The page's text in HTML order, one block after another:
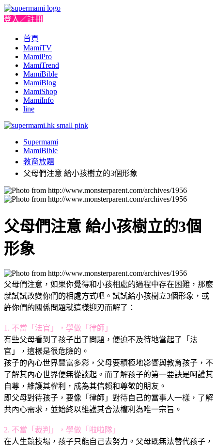
登入／註冊
首頁
MamiTV
MamiPro
MamiTrend
MamiBible
MamiBlog
MamiShop
MamiInfo
line
Supermami
MamiBible
教育放題
父母們注意 給小孩樹立的3個形象
父母們注意 給小孩樹立的3個
形象
父母們注意，如果你覺得和小孩相處的過程中存在困難，那麼
就試試改變你們的相處方式吧。試試給小孩樹立3個形象，或
許你們的關係問題就這樣迎刃而解了：
1. 不當「法官」，學做「律師」
有些父母看到了孩子出了問題，便迫不及待地當起了「法
官」，這樣是很危險的。
孩子的內心世界豐富多彩，父母要積極地影響與教育孩子，不
了解其內心世界便無從談起。而了解孩子的第一要訣是呵護其
自尊，維護其權利，成為其信賴和尊敬的朋友。
即父母對待孩子，要像「律師」對待自己的當事人一樣，了解
共內心需求，並始終以維護其合法權利為唯一宗旨。
2. 不當「裁判」，學做「啦啦隊」
在人生競技場，孩子只能自己去努力。父母既無法替代孩子，